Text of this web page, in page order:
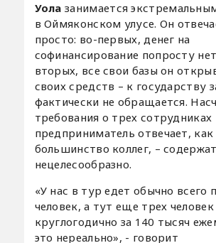
Уола занимается
в Оймяконском улусе. Он
просто: во-первых, денег на
софинансирование попросту
вторых, все свои базы он
своих средств – к государству
фактически не обращается.
требования о трех сотрудниках
предприниматель отвечает, как
большинство коллег, –
нецелесообразно.
«У нас в тур едет обычно всего
человек, а тут еще трех
круглогодично за 140 тысяч
это нереально», - говорит